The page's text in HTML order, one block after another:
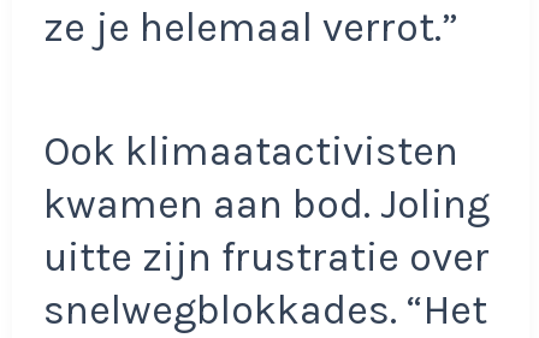
ze je helemaal verrot.”
Ook klimaatactivisten
kwamen aan bod. Joling
uitte zijn frustratie over
snelwegblokkades. “Het